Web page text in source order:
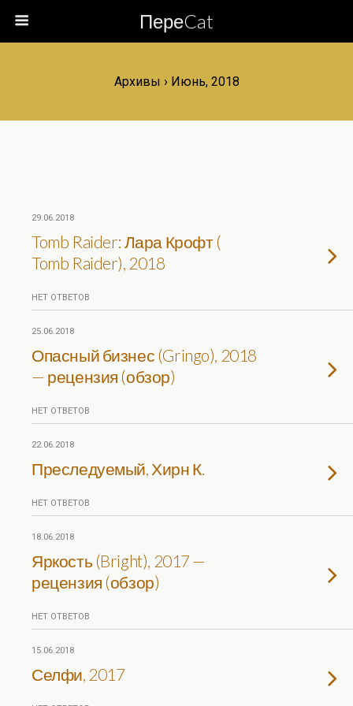
ПереCat
Архивы › Июнь, 2018
29.06.2018
Tomb Raider: Лара Крофт (
Tomb Raider), 2018
НЕТ ОТВЕТОВ
25.06.2018
Опасный бизнес (Gringo), 2018
— рецензия (обзор)
НЕТ ОТВЕТОВ
22.06.2018
Преследуемый, Хирн К.
НЕТ ОТВЕТОВ
18.06.2018
Яркость (Bright), 2017 —
рецензия (обзор)
НЕТ ОТВЕТОВ
15.06.2018
Селфи, 2017